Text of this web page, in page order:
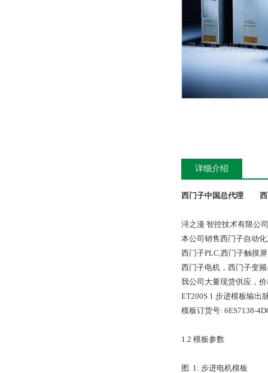
详细介绍
西门子中国总代理
浔之漫 智控技术有限公
本公司销售西门子自动
西门子PLC,西门子触摸
西门子电机，西门子变
我公司大量现货供应，
ET200S 1 步进模板输出
模板订货号: 6ES7138-
1.2 模板参数
图. 1: 步进电机模板